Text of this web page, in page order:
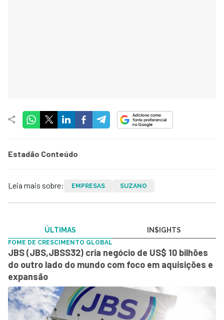
Estadão Conteúdo
Leia mais sobre: EMPRESAS SUZANO
ÚLTIMAS IN$IGHTS
FOME DE CRESCIMENTO GLOBAL
JBS (JBS,JBSS32) cria negócio de US$ 10 bilhões
do outro lado do mundo com foco em aquisições e
expansão